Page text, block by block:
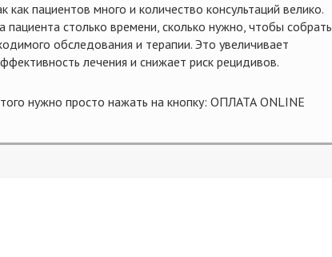
пациентов много и количество консультаций велико.
пациента столько времени, сколько нужно, чтобы собрать
обследования и терапии. Это увеличивает
лечения и снижает риск рецидивов.
нужно просто нажать на кнопку: ОПЛАТА ONLINE